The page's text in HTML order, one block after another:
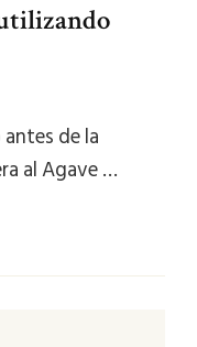
de la
al Agave …